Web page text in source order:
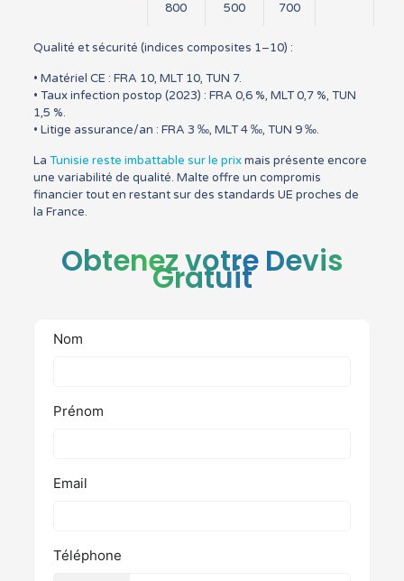
800
500
700
Qualité et sécurité (indices composites 1–10) :
• Matériel CE : FRA 10, MLT 10, TUN 7.
• Taux infection postop (2023) : FRA 0,6 %, MLT 0,7 %, TUN
1,5 %.
• Litige assurance/an : FRA 3 ‰, MLT 4 ‰, TUN 9 ‰.
La Tunisie reste imbattable sur le prixmais présente encore
une variabilité de qualité. Malte offre un compromis
financier tout en restant sur des standards UE proches de
la France.
Obtenez votre Devis
Gratuit